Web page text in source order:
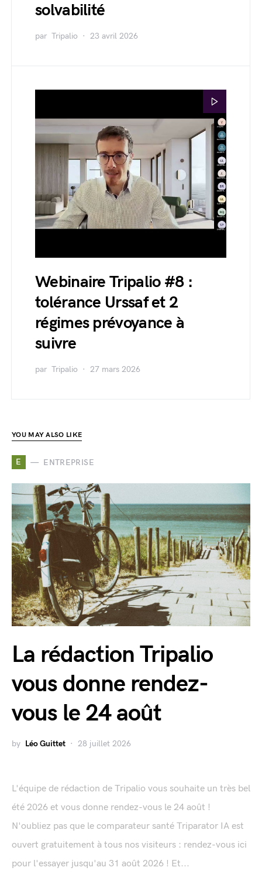
solvabilité
par Tripalio 23 avril 2026
Webinaire Tripalio #8 :
tolérance Urssaf et 2
régimes prévoyance à
suivre
par Tripalio 27 mars 2026
YOU MAY ALSO LIKE
E ENTREPRISE
La rédaction Tripalio
vous donne rendez-
vous le 24 août
by Léo Guittet 28 juillet 2026
L'équipe de rédaction de Tripalio vous souhaite un très bel
été 2026 et vous donne rendez-vous le 24 août !
N'oubliez pas que le comparateur santé Triparator IA est
ouvert gratuitement à tous nos visiteurs : rendez-vous ici
pour l'essayer jusqu'au 31 août 2026 ! Et...